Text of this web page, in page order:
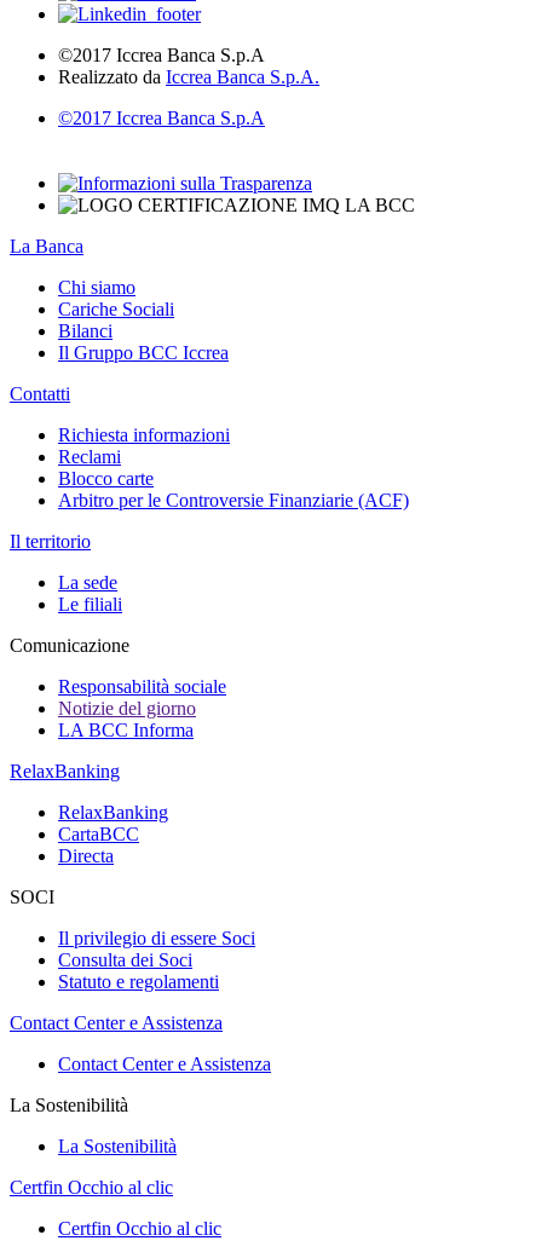
©2017 Iccrea Banca S.p.A
Realizzato da Iccrea Banca S.p.A.
©2017 Iccrea Banca S.p.A
La Banca
Chi siamo
Cariche Sociali
Bilanci
Il Gruppo BCC Iccrea
Contatti
Richiesta informazioni
Reclami
Blocco carte
Arbitro per le Controversie Finanziarie (ACF)
Il territorio
La sede
Le filiali
Comunicazione
Responsabilità sociale
Notizie del giorno
LA BCC Informa
RelaxBanking
RelaxBanking
CartaBCC
Directa
SOCI
Il privilegio di essere Soci
Consulta dei Soci
Statuto e regolamenti
Contact Center e Assistenza
Contact Center e Assistenza
La Sostenibilità
La Sostenibilità
Certfin Occhio al clic
Certfin Occhio al clic